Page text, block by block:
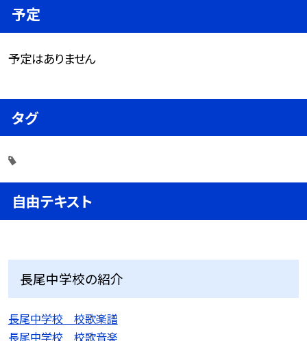
予定
予定はありません
タグ
自由テキスト
長尾中学校の紹介
長尾中学校 校歌楽譜
長尾中学校 校歌音楽